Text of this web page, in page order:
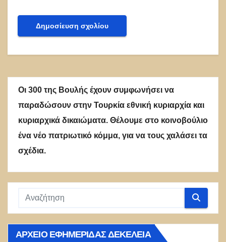
Οι 300 της Βουλής έχουν συμφωνήσει να
παραδώσουν στην Τουρκία εθνική κυριαρχία και
κυριαρχικά δικαιώματα. Θέλουμε στο κοινοβούλιο
ένα νέο πατριωτικό κόμμα, για να τους χαλάσει τα
σχέδια.
ΑΡΧΕΊΟ ΕΦΗΜΕΡΊΔΑΣ ΔΕΚΈΛΕΙΑ